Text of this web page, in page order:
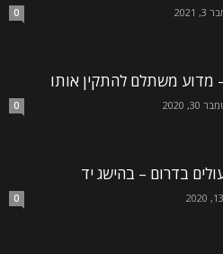
2021
0
מדוע משתלם להתקין אותו
2020
0
בדרום – בהישג יד
0